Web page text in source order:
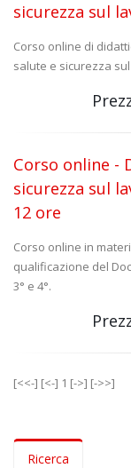
sicurezza sul
Corso online di
salute e sicurezza
Corso online -
sicurezza sul
12 ore
Corso online in
qualificazione del
3° e 4°.
[<<-] [<-] 1 [->] [->>]
Ricerca